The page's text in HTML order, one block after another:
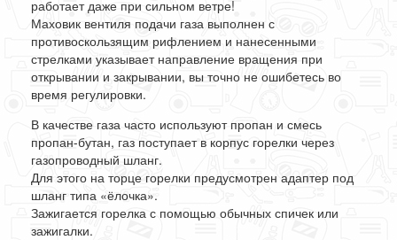
работает даже при сильном ветре!
Маховик вентиля подачи газа выполнен с
противоскользящим рифлением и нанесенными
стрелками указывает направление вращения при
открывании и закрывании, вы точно не ошибетесь во
время регулировки.
В качестве газа часто используют пропан и смесь
пропан-бутан, газ поступает в корпус горелки через
газопроводный шланг.
Для этого на торце горелки предусмотрен адаптер под
шланг типа «ёлочка».
Зажигается горелка с помощью обычных спичек или
зажигалки.